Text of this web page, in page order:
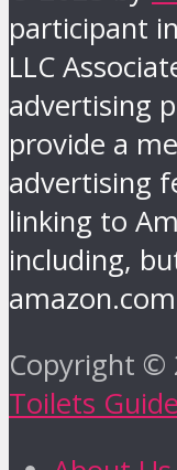
participant
LLC
advertising
provide a
advertising
linking to
including,
amazon.com
Copyright ©
Toilets Guide